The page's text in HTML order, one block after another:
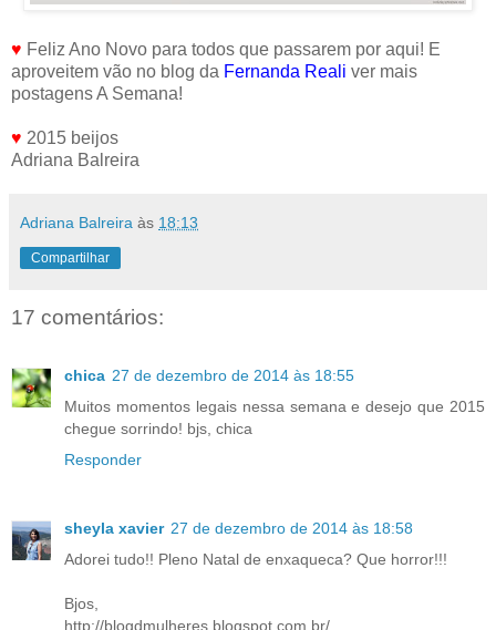
♥ Feliz Ano Novo para todos que passarem por aqui! E
aproveitem vão no blog da Fernanda Reali ver mais
postagens A Semana!
♥ 2015 beijos
Adriana Balreira
Adriana Balreira às 18:13
Compartilhar
17 comentários:
chica 27 de dezembro de 2014 às 18:55
Muitos momentos legais nessa semana e desejo que 2015
chegue sorrindo! bjs, chica
Responder
sheyla xavier 27 de dezembro de 2014 às 18:58
Adorei tudo!! Pleno Natal de enxaqueca? Que horror!!!
Bjos,
http://blogdmulheres.blogspot.com.br/